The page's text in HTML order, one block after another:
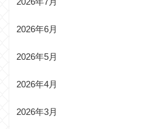
2026年6月
2026年5月
2026年4月
2026年3月